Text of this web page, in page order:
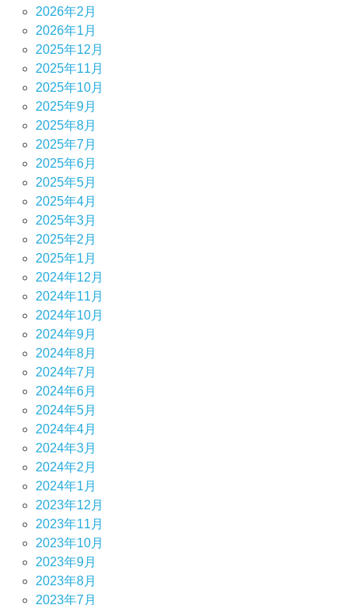
2026年2月
2026年1月
2025年12月
2025年11月
2025年10月
2025年9月
2025年8月
2025年7月
2025年6月
2025年5月
2025年4月
2025年3月
2025年2月
2025年1月
2024年12月
2024年11月
2024年10月
2024年9月
2024年8月
2024年7月
2024年6月
2024年5月
2024年4月
2024年3月
2024年2月
2024年1月
2023年12月
2023年11月
2023年10月
2023年9月
2023年8月
2023年7月